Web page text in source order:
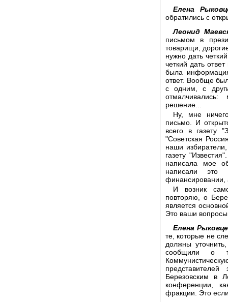
Елена
обратились с
Леонид
письмом в
товарищи,
нужно дать
четкий дать
была
ответ. Вообще
с одним, с
решение...
Ну, мне
письмо. И
всего в газету
"Советская
наши
газету
написала мое
написали это
финансировании,
И возник
повторяю, о
является
Это ваши
Елена
те, которые не
должны
сообщили о
Березовским в
конференции,
фракции. Это